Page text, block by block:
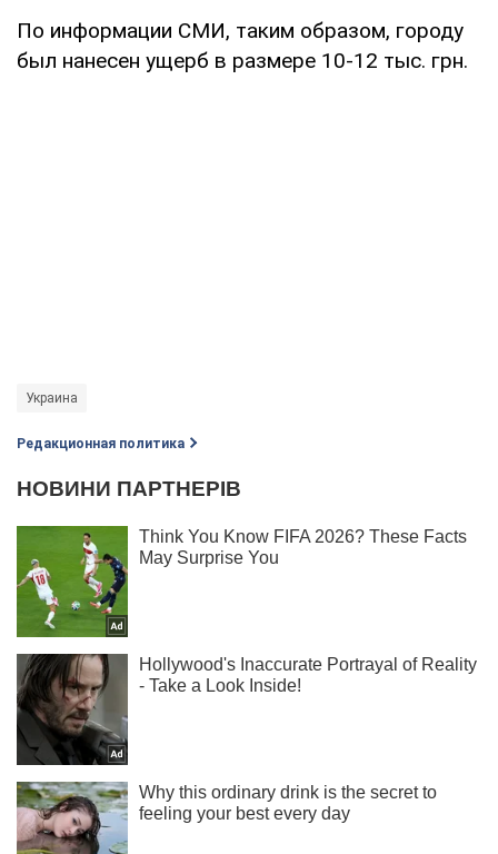
По информации СМИ, таким образом, городу
был нанесен ущерб в размере 10-12 тыс. грн.
Украина
Редакционная политика